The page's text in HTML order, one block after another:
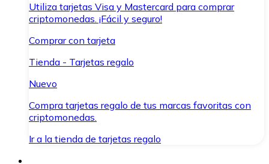
Utiliza tarjetas Visa y Mastercard para comprar
criptomonedas. ¡Fácil y seguro!
Comprar con tarjeta
Tienda - Tarjetas regalo
Nuevo
Compra tarjetas regalo de tus marcas favoritas con
criptomonedas.
Ir a la tienda de tarjetas regalo